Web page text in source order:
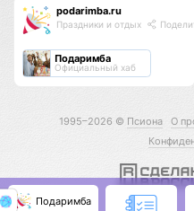
podarimba.ru
Праздники и отдых
Подаримба
Официальный хаб
1995–2026 © Псиона О
Подаримба